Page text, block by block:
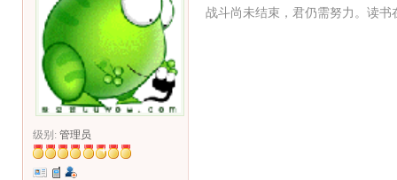
级别: 管理员
战斗尚未结束，君仍需努力。读